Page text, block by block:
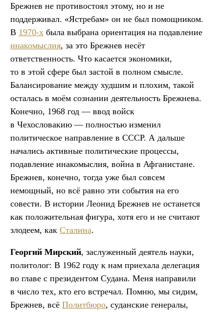
Брежнев не противостоял этому, но и не
поддерживал. «Ястребам» он не был помощником.
В 1970-х была выбрана ориентация на подавление
инакомыслия, за это Брежнев несёт
ответственность. Что касается экономики,
то в этой сфере был застой в полном смысле.
Балансирование между худшим и плохим, такой
осталась в моём сознании деятельность Брежнева.
Конечно, 1968 год — ввод войск
в Чехословакию — полностью изменил
политическое направление в СССР. А дальше
начались активные политические процессы,
подавление инакомыслия, война в Афганистане.
Брежнев, конечно, тогда уже был совсем
немощный, но всё равно эти события на его
совести. В истории Леонид Брежнев не останется
как положительная фигура, хотя его и не считают
злодеем, как Сталина.
Георгий Мирский, заслуженный деятель науки,
политолог: В 1962 году к нам приехала делегация
во главе с президентом Судана. Меня направили
в число тех, кто его встречал. Помню, мы сидим,
Брежнев, всё Политбюро, суданские генералы,